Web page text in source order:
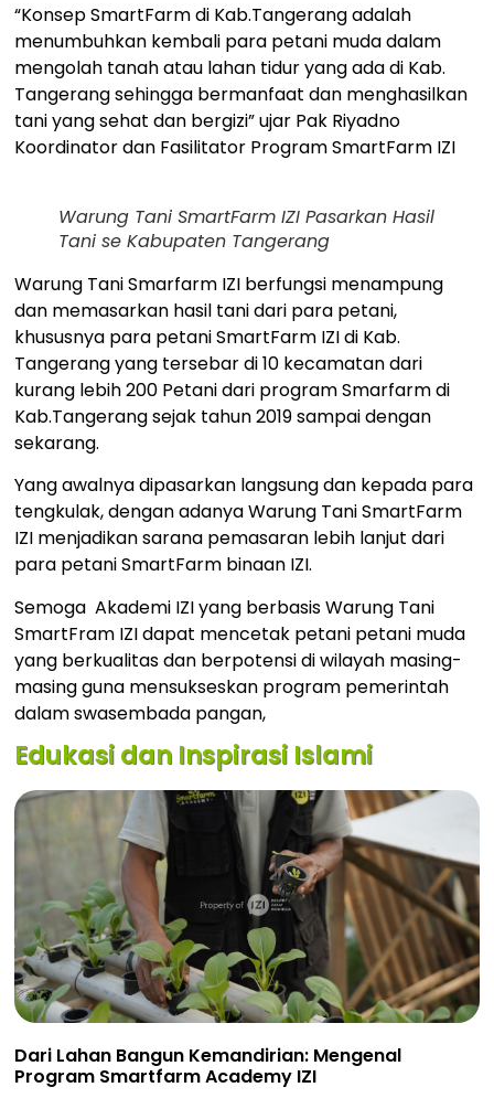
“Konsep SmartFarm di Kab.Tangerang adalah
menumbuhkan kembali para petani muda dalam
mengolah tanah atau lahan tidur yang ada di Kab.
Tangerang sehingga bermanfaat dan menghasilkan
tani yang sehat dan bergizi” ujar Pak Riyadno
Koordinator dan Fasilitator Program SmartFarm IZI
Warung Tani SmartFarm IZI Pasarkan Hasil
Tani se Kabupaten Tangerang
Warung Tani Smarfarm IZI berfungsi menampung
dan memasarkan hasil tani dari para petani,
khususnya para petani SmartFarm IZI di Kab.
Tangerang yang tersebar di 10 kecamatan dari
kurang lebih 200 Petani dari program Smarfarm di
Kab.Tangerang sejak tahun 2019 sampai dengan
sekarang.
Yang awalnya dipasarkan langsung dan kepada para
tengkulak, dengan adanya Warung Tani SmartFarm
IZI menjadikan sarana pemasaran lebih lanjut dari
para petani SmartFarm binaan IZI.
Semoga Akademi IZI yang berbasis Warung Tani
SmartFram IZI dapat mencetak petani petani muda
yang berkualitas dan berpotensi di wilayah masing-
masing guna mensukseskan program pemerintah
dalam swasembada pangan,
Edukasi dan Inspirasi Islami
Dari Lahan Bangun Kemandirian: Mengenal
Program Smartfarm Academy IZI